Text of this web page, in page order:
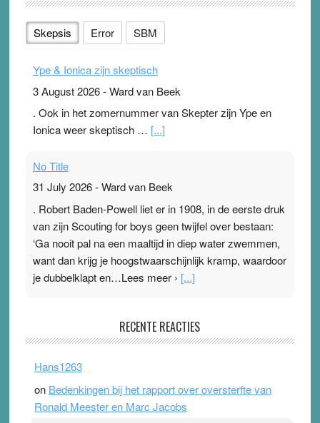
Skepsis Error SBM
Ype & Ionica zijn skeptisch
3 August 2026-Ward van Beek
. Ook in het zomernummer van Skepter zijn Ype en
Ionica weer skeptisch … [...]
No Title
31 July 2026-Ward van Beek
. Robert Baden-Powell liet er in 1908, in de eerste druk
van zijn Scouting for boys geen twijfel over bestaan:
‘Ga nooit pal na een maaltijd in diep water zwemmen,
want dan krijg je hoogstwaarschijnlijk kramp, waardoor
je dubbelklapt en…Lees meer › [...]
Ward van Beek
topsporters. Ze hopen ermee hun hartslag te verlagen
terwijl ze meer zuurstof opnemen. Daarop heeft zo’n
pleister geen effect. Maar het gevoel ‘makkelijker te
RECENTE REACTIES
Hans1263
on Bedenkingen bij het rapport over oversterfte van
Ronald Meester en Marc Jacobs